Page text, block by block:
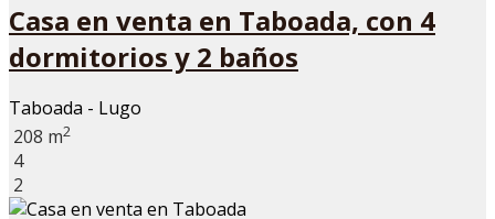
Casa en venta en Taboada, con 4
dormitorios y 2 baños
Taboada - Lugo
208 m2
4
2